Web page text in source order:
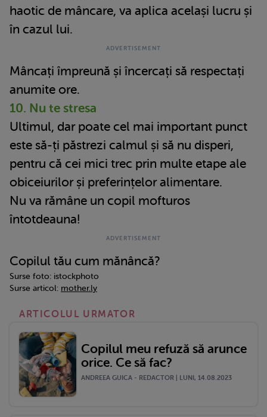
haotic de mâncare, va aplica același lucru și
în cazul lui.
Mâncați împreună și încercați să respectați
anumite ore.
10. Nu te stresa
Ultimul, dar poate cel mai important punct
este să-ți păstrezi calmul și să nu disperi,
pentru că cei mici trec prin multe etape ale
obiceiurilor și preferințelor alimentare.
Nu va rămâne un copil mofturos
întotdeauna!
Copilul tău cum mănâncă?
Surse foto: istockphoto
Surse articol: mother.ly
ARTICOLUL URMATOR
Copilul meu refuză să arunce
orice. Ce să fac?
ANDREEA GUICA - REDACTOR | LUNI, 14.08.2023